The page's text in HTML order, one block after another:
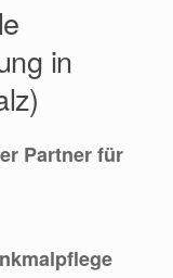
in
Partner für